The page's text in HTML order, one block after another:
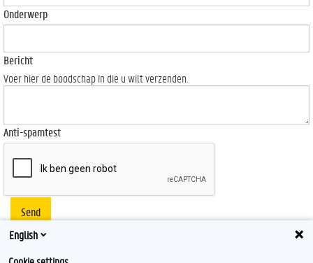
Onderwerp
Bericht
Voer hier de boodschap in die u wilt verzenden.
Anti-spamtest
Send
English